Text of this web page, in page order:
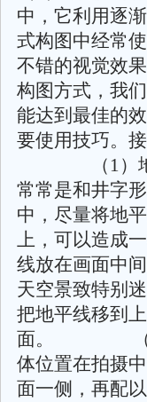
中，它利用逐
式构图中经常
不错的视
构图方式，我
能达到最佳的
要使用技巧。
（1）地
常常是和井字
中，尽量将地
上，可以造成
线放在画面中
天空景致特别
把地平线移到
面。 （2
体位置在拍摄
面一侧，再配